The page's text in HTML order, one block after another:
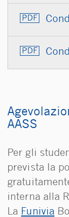
AASS
Per gli
prevista la
interna alla
La Funivia